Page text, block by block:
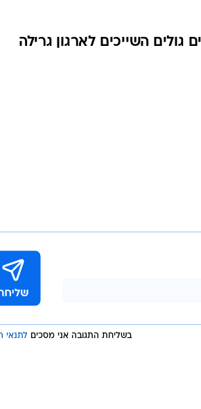
השייכים לארגון גרילה
בשליחת התגובה אני מסכים לתנאי